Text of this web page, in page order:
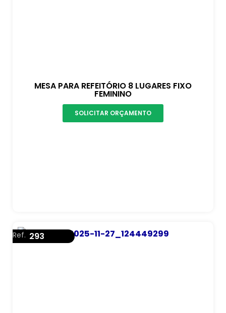
MESA PARA REFEITÓRIO 8 LUGARES FIXO
FEMININO
SOLICITAR ORÇAMENTO
Ref. 293